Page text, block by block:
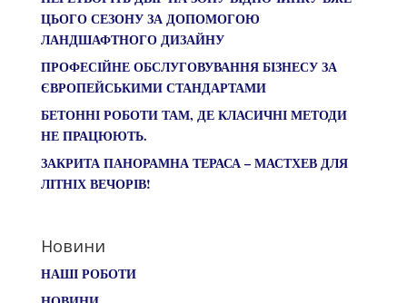
ЦЬОГО СЕЗОНУ ЗА ДОПОМОГОЮ
ЛАНДШАФТНОГО ДИЗАЙНУ
ПРОФЕСІЙНЕ ОБСЛУГОВУВАННЯ БІЗНЕСУ ЗА
ЄВРОПЕЙСЬКИМИ СТАНДАРТАМИ
БЕТОННІ РОБОТИ ТАМ, ДЕ КЛАСИЧНІ МЕТОДИ
НЕ ПРАЦЮЮТЬ.
ЗАКРИТА ПАНОРАМНА ТЕРАСА – МАСТХЕВ ДЛЯ
ЛІТНІХ ВЕЧОРІВ!
Новини
НАШІ РОБОТИ